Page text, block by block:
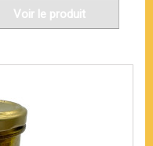
Voir le produit